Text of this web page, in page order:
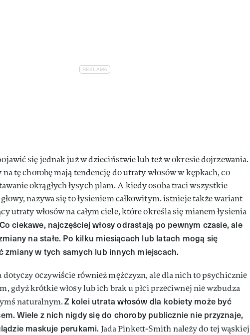
się jednak już w dzieciństwie lub też w okresie dojrzewania.
tę chorobę mają tendencję do utraty włosów w kępkach, co
okrągłych łysych plam. A kiedy osoba traci wszystkie
nazywa się to łysieniem całkowitym. istnieje także wariant
utraty włosów na całym ciele, które określa się mianem łysienia
Co ciekawe, najczęściej włosy odrastają po pewnym czasie, ale
na stałe. Po kilku miesiącach lub latach mogą się
zmiany w tych samych lub innych miejscach.
dotyczy oczywiście również mężczyzn, ale dla nich to psychicznie
gdyż krótkie włosy lub ich brak u płci przeciwnej nie wzbudza
naturalnym.Z kolei utrata włosów dla kobiety może być
Wiele z nich nigdy się do choroby publicznie nie przyznaje,
maskuje perukami. Jada Pinkett-Smith należy do tej wąskiej